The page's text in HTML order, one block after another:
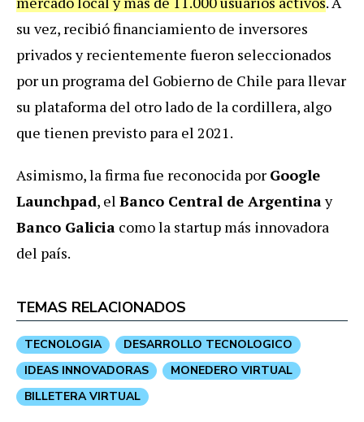
su vez, recibió financiamiento de inversores
privados y recientemente fueron seleccionados
por un programa del Gobierno de Chile para llevar
su plataforma del otro lado de la cordillera, algo
que tienen previsto para el 2021.
Asimismo, la firma fue reconocida por Google
Launchpad, el Banco Central de Argentinay
Banco Galicia como la startup más innovadora
del país.
TEMAS RELACIONADOS
TECNOLOGIA
DESARROLLO TECNOLOGICO
IDEAS INNOVADORAS
MONEDERO VIRTUAL
BILLETERA VIRTUAL